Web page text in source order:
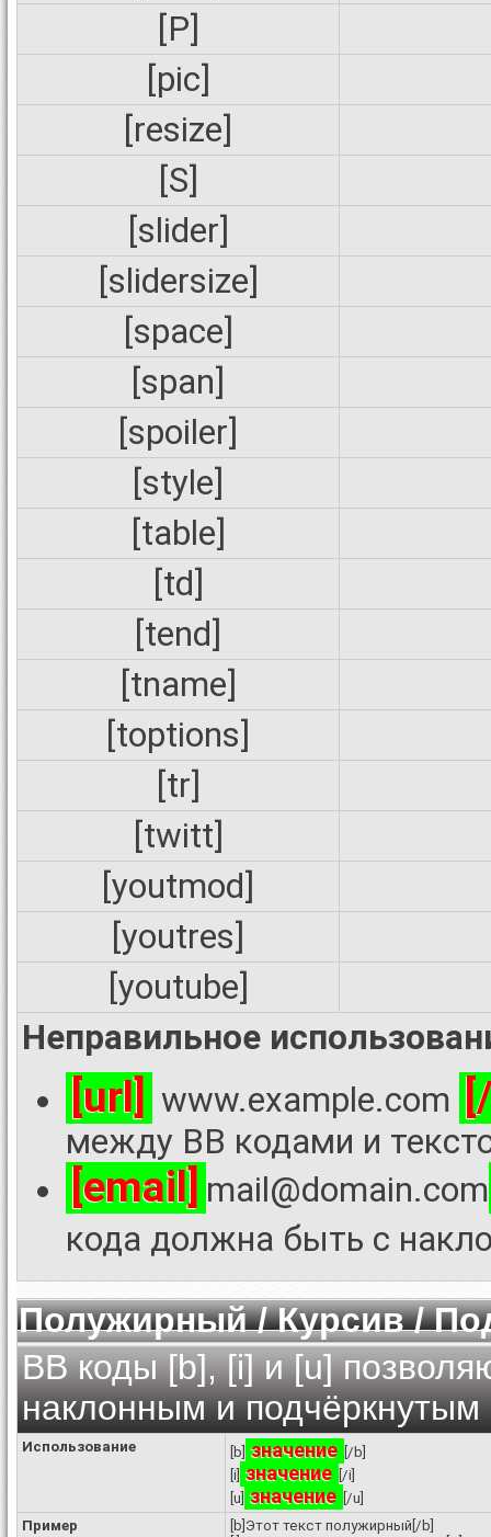
[P]
[pic]
[resize]
[S]
[slider]
[slidersize]
[space]
[span]
[spoiler]
[style]
[table]
[td]
[tend]
[tname]
[toptions]
[tr]
[twitt]
[youtmod]
[youtres]
[youtube]
Неправильное
[url] www.example.com
между BB кодами и
[email] mail@domain.com
кода должна быть с
Полужирный / Курсив /
BB коды [b], [i] и [u]
наклонным и подчёркнутым
Использование [b] значение [/b]
[i] значение [/i]
[u]
значение [/u]
Пример
[b]Этот текст полужирный[/b]